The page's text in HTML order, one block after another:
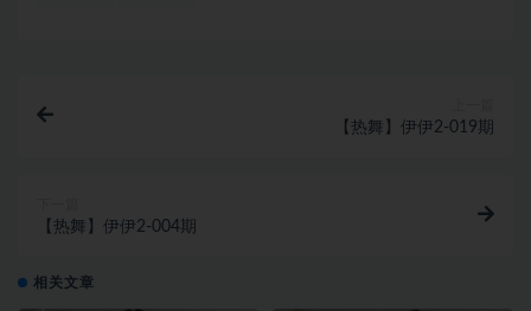
【热舞】伊伊2-019期
【热舞】伊伊2-004期
相关文章